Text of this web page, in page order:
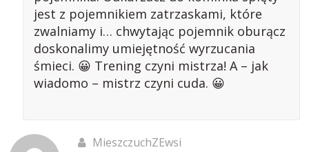
jest z pojemnikiem zatrzaskami, które
zwalniamy i… chwytając pojemnik oburącz
doskonalimy umiejętność wyrzucania
śmieci. 😀 Trening czyni mistrza! A – jak
wiadomo – mistrz czyni cuda. 😀
MieszczuchZEwsi